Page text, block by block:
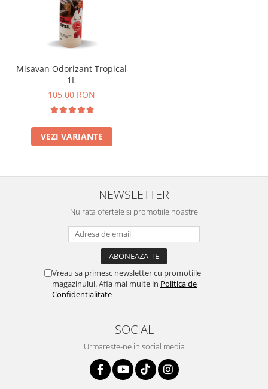
Misavan Odorizant Tropical
1L
105,00 RON
VEZI VARIANTE
NEWSLETTER
Nu rata ofertele si promotiile noastre
Vreau sa primesc newsletter cu promotiile
magazinului. Afla mai multe in Politica de
Confidentialitate
SOCIAL
Urmareste-ne in social media